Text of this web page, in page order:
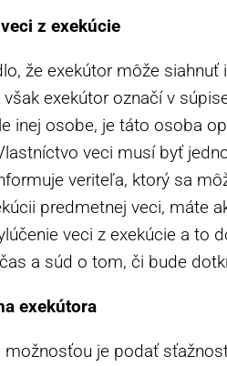
z exekúcie
že exekútor môže
však exekútor označí v
inej osobe, je táto osoba
veci musí byť
veriteľa, ktorý sa
predmetnej veci, máte
veci z exekúcie a to
a súd o tom, či bude
exekútora
možnosťou je podať